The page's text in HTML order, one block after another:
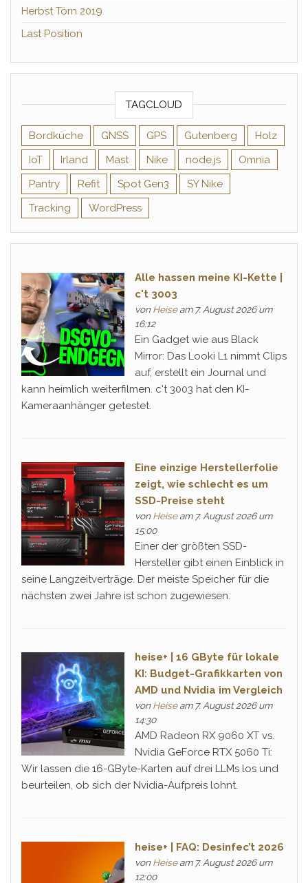
Herbst Törn 2019
Last Position
TAGCLOUD
Bordküche GNSS GPS Gutenberg
Holz
IoT
Irland Mast Nike node.js
Omnia
Pantry
Refit Spot Gen3
SY Nike
Tracking
WordPress
Alle hassen meine KI-Kette |
c't 3003
von Heiseam 7. August 2026 um
16:12
Ein Gadget wie aus Black
Mirror: Das Looki L1 nimmt Clips
auf, erstellt ein Journal und
kann heimlich weiterfilmen. c't 3003 hat den KI-
Kameraanhänger getestet.
Eine einzige Herstellerfolie
zeigt, wie schlecht es um
SSD-Preise steht
von Heiseam 7. August 2026 um
15:00
Einer der größten SSD-
Hersteller gibt einen Einblick in
seine Langzeitverträge. Der meiste Speicher für die
nächsten zwei Jahre ist schon zugewiesen.
heise+ | 16 GByte für lokale
KI: Budget-Grafikkarten von
AMD und Nvidia im Vergleich
von Heiseam 7. August 2026 um
14:30
AMD Radeon RX 9060 XT vs.
Nvidia GeForce RTX 5060 Ti:
Wir lassen die 16-GByte-Karten auf drei LLMs los und
beurteilen, ob sich der Nvidia-Aufpreis lohnt.
heise+ | FAQ: Desinfec’t 2026
von Heiseam 7. August 2026 um
12:00